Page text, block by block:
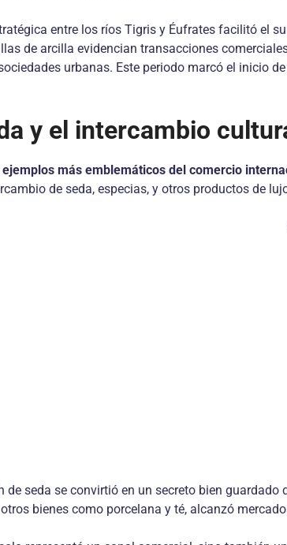
entre los ríos Tigris y Éufrates facilitó el
de arcilla evidencian transacciones
urbanas. Este periodo marcó el inicio
y el intercambio
ejemplos más emblemáticos del comercio
de seda, especias, y otros productos de
de seda se convirtió en un secreto bien
bienes como porcelana y té, alcanzó